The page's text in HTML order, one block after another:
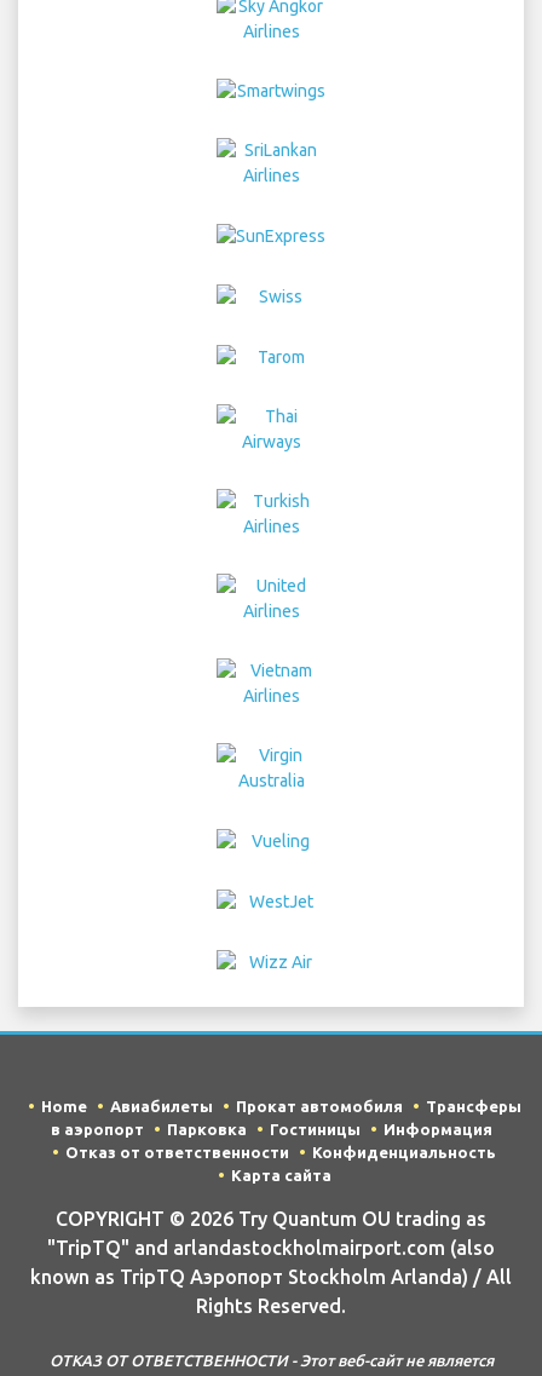
Home Авиабилеты Прокат автомобиля
Трансферы
Парковка Гостиницы
Карта сайта
COPYRIGHT © 2026 Try Quantum OU trading as
"TripTQ" and arlandastockholmairport.com (also
known as TripTQ Аэропорт Stockholm Arlanda) / All
Rights Reserved.